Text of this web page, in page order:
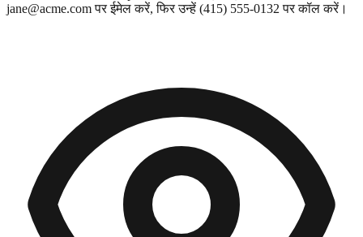
jane@acme.comपर ईमेल करें, फिर उन्हें (415) 555-0132 पर कॉल करें।